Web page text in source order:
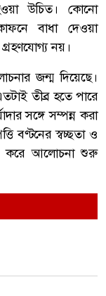
উচিত। কোনো
বাধা দেওয়া
নয়।
জন্ম দিয়েছে।
তীব্র হতে পারে
সঙ্গে সম্পন্ন করা
বণ্টনের স্বচ্ছতা ও
করে আলোচনা শুরু